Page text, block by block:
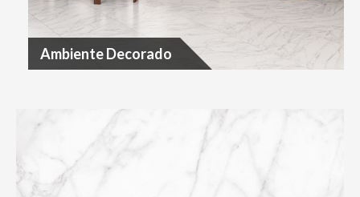
Ambiente Decorado